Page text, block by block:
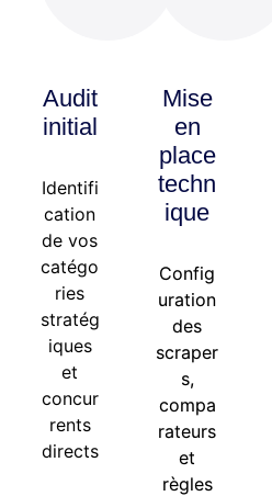
Audit
initial
Identifi
cation
de vos
catégo
ries
stratég
iques
et
concur
rents
directs
Mise
en
place
techn
ique
Config
uration
des
scraper
s,
compa
rateurs
et
règles